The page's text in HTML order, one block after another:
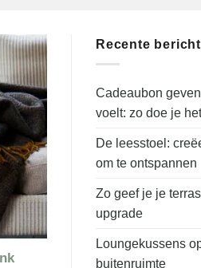
Recente
Cadeaubon
voelt: zo doe je
De leesstoel:
om te ontspannen
Zo geef je je
upgrade
Loungekussens
buitenruimte